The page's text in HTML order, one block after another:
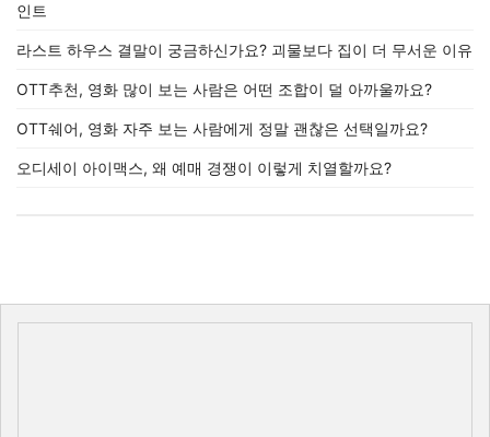
인트
라스트 하우스 결말이 궁금하신가요? 괴물보다 집이 더 무서운 이유
OTT추천, 영화 많이 보는 사람은 어떤 조합이 덜 아까울까요?
OTT쉐어, 영화 자주 보는 사람에게 정말 괜찮은 선택일까요?
오디세이 아이맥스, 왜 예매 경쟁이 이렇게 치열할까요?